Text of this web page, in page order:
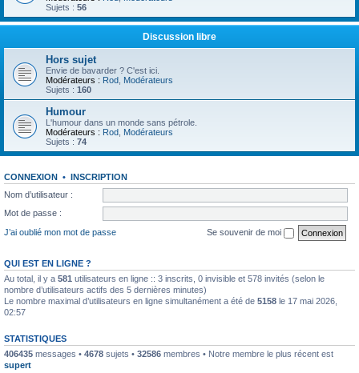
Sujets : 56
Discussion libre
Hors sujet
Envie de bavarder ? C'est ici.
Modérateurs : Rod Modérateurs
Sujets : 160
Humour
L'humour dans un monde sans pétrole.
Modérateurs : Rod Modérateurs
Sujets : 74
CONNEXION • INSCRIPTION
Nom d’utilisateur :
Mot de passe :
J’ai oublié mon mot de passe
Se souvenir de moi
QUI EST EN LIGNE ?
Au total, il y a 581 utilisateurs en ligne :: 3 inscrits, 0 invisible et 578 invités (selon le
nombre d’utilisateurs actifs des 5 dernières minutes)
Le nombre maximal d’utilisateurs en ligne simultanément a été de 5158 le 17 mai 2026,
02:57
STATISTIQUES
406435 messages • 4678 sujets • 32586 membres • Notre membre le plus récent est
supert